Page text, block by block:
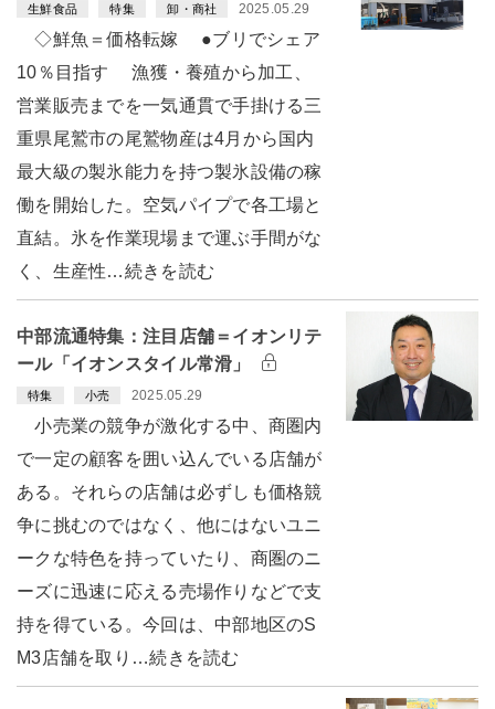
生鮮食品 特集 卸・商社 2025.05.29
◇鮮魚＝価格転嫁 ●ブリでシェア
10％目指す 漁獲・養殖から加工、
営業販売までを一気通貫で手掛ける三
重県尾鷲市の尾鷲物産は4月から国内
最大級の製氷能力を持つ製氷設備の稼
働を開始した。空気パイプで各工場と
直結。氷を作業現場まで運ぶ手間がな
く、生産性…続きを読む
中部流通特集：注目店舗＝イオンリテ
ール「イオンスタイル常滑」
特集 小売 2025.05.29
小売業の競争が激化する中、商圏内
で一定の顧客を囲い込んでいる店舗が
ある。それらの店舗は必ずしも価格競
争に挑むのではなく、他にはないユニ
ークな特色を持っていたり、商圏のニ
ーズに迅速に応える売場作りなどで支
持を得ている。今回は、中部地区のS
M3店舗を取り…続きを読む